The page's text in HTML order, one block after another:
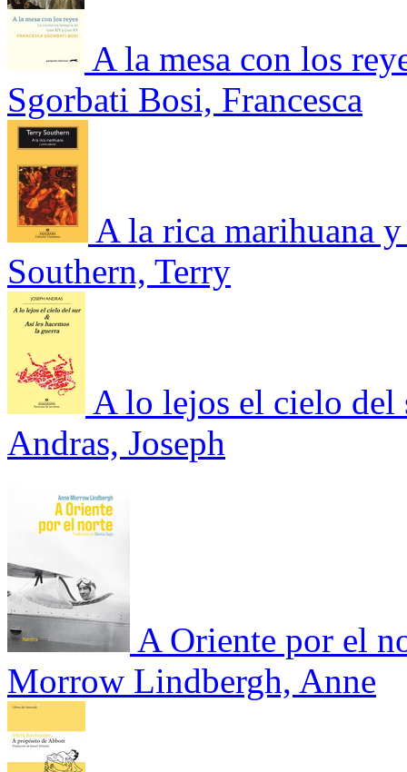
A la mesa con los
Sgorbati Bosi, Francesca
A la rica marihuana
Southern, Terry
A lo lejos el cielo del
Andras, Joseph
A Oriente por el
Morrow Lindbergh, Anne